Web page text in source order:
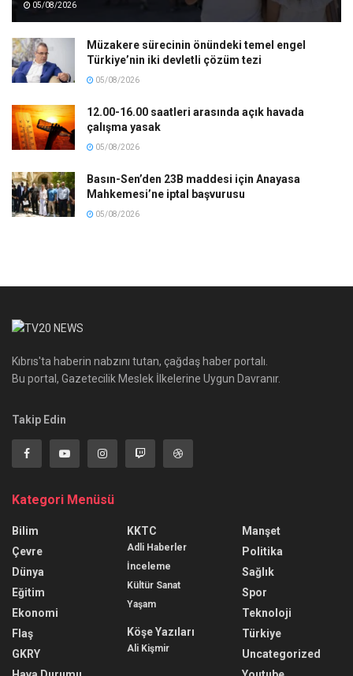
05/08/2026
Müzakere sürecinin önündeki temel engel
Türkiye’nin iki devletli çözüm tezi
05/08/2026
12.00-16.00 saatleri arasında açık havada
çalışma yasak
05/08/2026
Basın-Sen’den 23B maddesi için Anayasa
Mahkemesi’ne iptal başvurusu
05/08/2026
Kıbrıs'ta haberin nabzını tutan, çağdaş haber portalı.
Bu portal, Gazetecilik Meslek İlkelerine Uygun Davranır.
Takip Edin
Kategori Menüsü
Bilim
Çevre
Dünya
Eğitim
Ekonomi
Flaş
GKRY
KKTC
Adli Haberler
İnceleme
Kültür Sanat
Yaşam
Köşe Yazıları
Ali Kişmir
Manşet
Politika
Sağlık
Spor
Teknoloji
Türkiye
Uncategorized